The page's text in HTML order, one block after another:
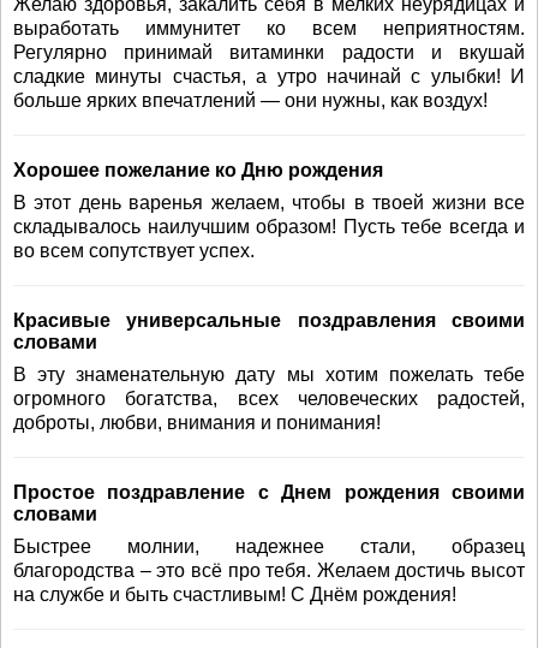
Желаю здоровья, закалить себя в мелких неурядицах и
выработать иммунитет ко всем неприятностям.
Регулярно принимай витаминки радости и вкушай
сладкие минуты счастья, а утро начинай с улыбки! И
больше ярких впечатлений — они нужны, как воздух!
Хорошее пожелание ко Дню рождения
В этот день варенья желаем, чтобы в твоей жизни все
складывалось наилучшим образом! Пусть тебе всегда и
во всем сопутствует успех.
Красивые универсальные поздравления своими
словами
В эту знаменательную дату мы хотим пожелать тебе
огромного богатства, всех человеческих радостей,
доброты, любви, внимания и понимания!
Простое поздравление с Днем рождения своими
словами
Быстрее молнии, надежнее стали, образец
благородства – это всё про тебя. Желаем достичь высот
на службе и быть счастливым! С Днём рождения!